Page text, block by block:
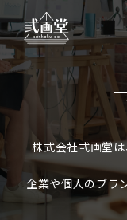
株式会社弎画堂
企業や個人のブラ